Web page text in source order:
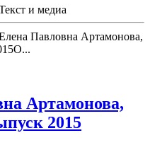
и медиа
Павловна Артамонова,
Артамонова,
2015